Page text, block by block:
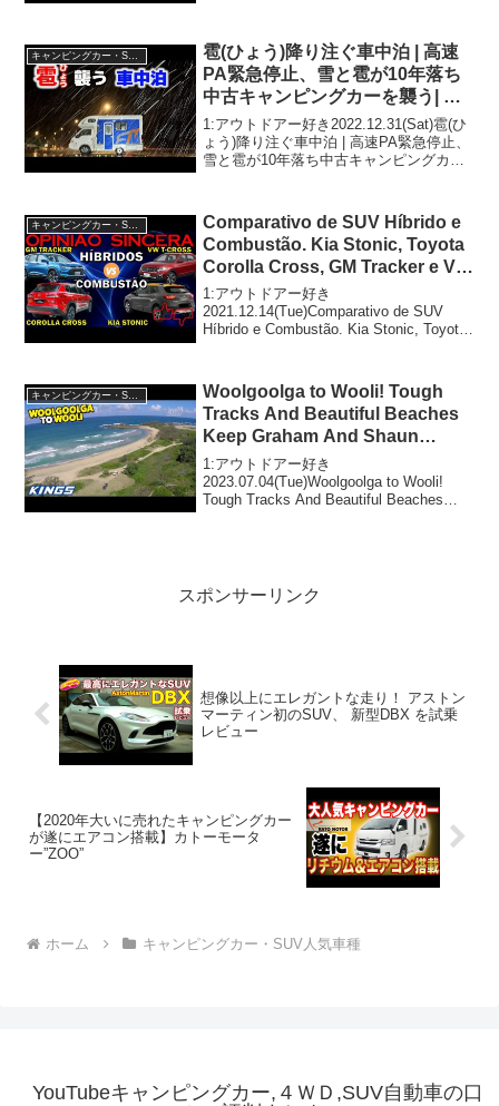
画は注目です！3:アウト...
雹(ひょう)降り注ぐ車中泊 | 高速
PA緊急停止、雪と雹が10年落ち
中古キャンピングカーを襲う| 嫁
のぱしり旅前編 | 特別青マッシュ
1:アウトドアー好き2022.12.31(Sat)雹(ひ
ょう)降り注ぐ車中泊 | 高速PA緊急停止、
雪と雹が10年落ち中古キャンピングカー
で！！2:アウトドアー...
キャンピングカー・SUV人気車種
Comparativo de SUV Híbrido e
Combustão. Kia Stonic, Toyota
Corolla Cross, GM Tracker e VW
T-Cross?
1:アウトドアー好き
2021.12.14(Tue)Comparativo de SUV
Híbrido e Combustão. Kia Stonic, Toyota
Woolgoolga to Wooli! Tough
Tracks And Beautiful Beaches
Keep Graham And Shaun
Happy! 4WD Action #254
1:アウトドアー好き
2023.07.04(Tue)Woolgoolga to Wooli!
Tough Tracks And Beautiful Beaches
スポンサーリンク
想像以上にエレガントな走り！ アストン
マーティン初のSUV、 新型DBX を試乗
レビュー
【2020年大いに売れたキャンピングカー
が遂にエアコン搭載】カトーモータ
ー”ZOO”
ホーム キャンピングカー・SUV人気車種
YouTubeキャンピングカー,４ＷＤ,SUV自動車の口